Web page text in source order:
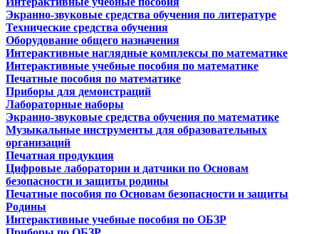
Экранно-звуковые средства обучения по литературе
Технические средства обучения
Оборудование общего назначения
Интерактивные наглядные комплексы по математике
Интерактивные учебные пособия по математике
Печатные пособия по математике
Приборы для демонстраций
Лабораторные наборы
Экранно-звуковые средства обучения по математике
Музыкальные инструменты для образовательных
организаций
Печатная продукция
Цифровые лаборатории и датчики по Основам
безопасности и защиты родины
Печатные пособия по Основам безопасности и защиты
Родины
Интерактивные учебные пособия по ОБЗР